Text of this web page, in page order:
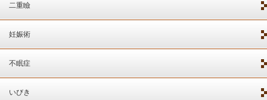
二重瞼
妊娠術
不眠症
いびき